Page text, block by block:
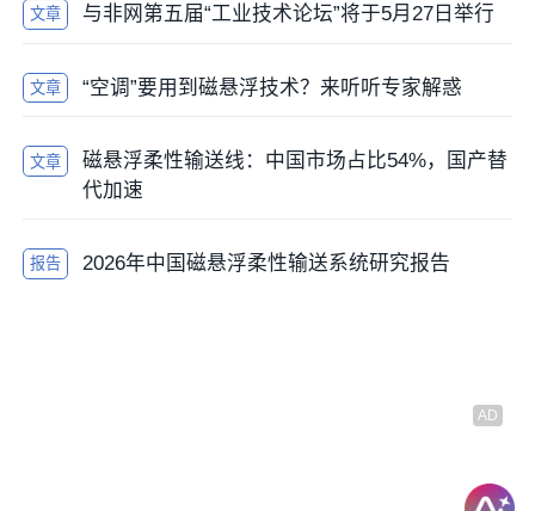
文章 与非网第五届“工业技术论坛”将于5月27日举行
文章 “空调”要用到磁悬浮技术？来听听专家解惑
文章
磁悬浮柔性输送线：中国市场占比54%，国产替
代加速
报告 2026年中国磁悬浮柔性输送系统研究报告